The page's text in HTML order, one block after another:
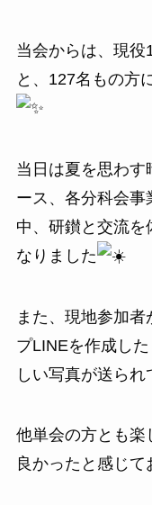
当会からは、現役
と、127名もの方
当日は夏を思わ
ース、各分科会
中、研鑚と交流を
なりました
また、現地参加
プLINEを作成し
しい写真が送られ
他単会の方とも楽
良かったと感じて